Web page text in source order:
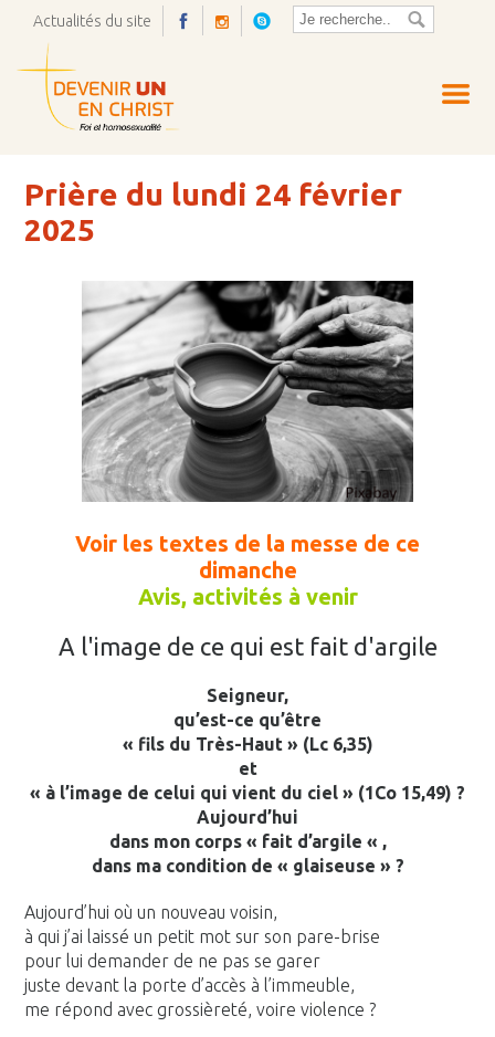
Actualités du site
Prière du lundi 24 février
2025
Voir les textes de la messe de ce
dimanche
Avis, activités à venir
A l'image de ce qui est fait d'argile
Seigneur,
qu’est-ce qu’être
« fils du Très-Haut » (Lc 6,35)
et
« à l’image de celui qui vient du ciel » (1Co 15,49) ?
Aujourd’hui
dans mon corps « fait d’argile « ,
dans ma condition de « glaiseuse » ?
Aujourd’hui où un nouveau voisin,
à qui j’ai laissé un petit mot sur son pare-brise
pour lui demander de ne pas se garer
juste devant la porte d’accès à l’immeuble,
me répond avec grossièreté, voire violence ?